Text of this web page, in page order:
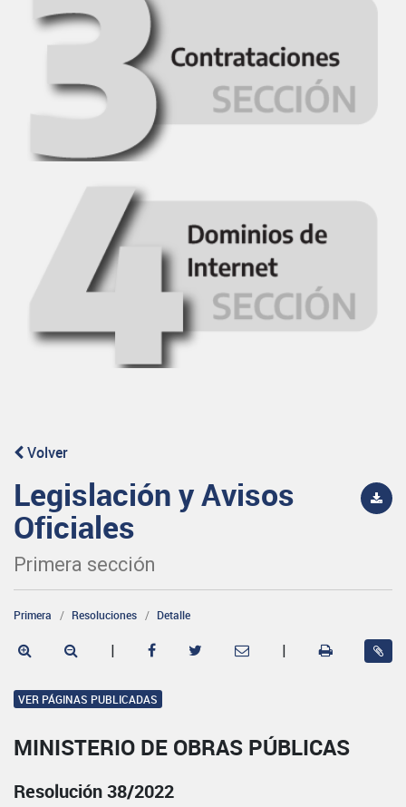
Volver
Legislación y Avisos
Oficiales
Primera sección
Primera Resoluciones Detalle
| |
VER PÁGINAS PUBLICADAS
MINISTERIO DE OBRAS PÚBLICAS
Resolución 38/2022